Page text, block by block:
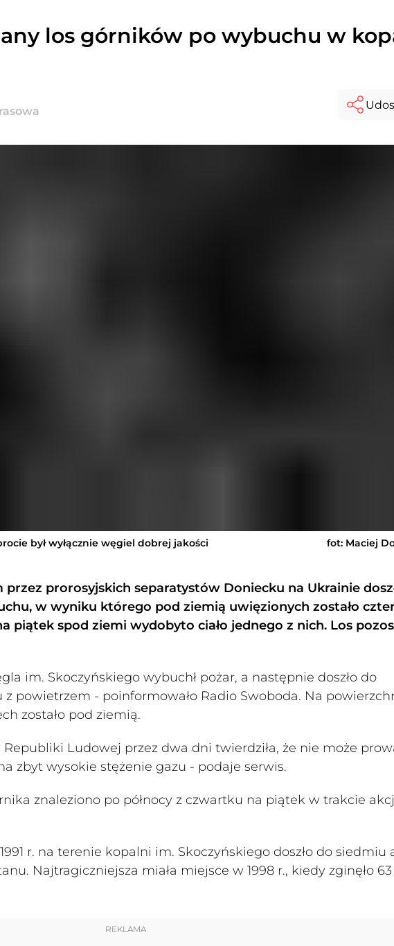
los górników po wybuchu w
był wyłącznie węgiel dobrej jakości fot: Maciej
prorosyjskich separatystów Doniecku na Ukrainie
w wyniku którego pod ziemią uwięzionych zostało
piątek spod ziemi wydobyto ciało jednego z nich. Los
im. Skoczyńskiego wybuchł pożar, a następnie doszło do
powietrzem - poinformowało Radio Swoboda. Na
zostało pod ziemią.
Ludowej przez dwa dni twierdziła, że nie może
zbyt wysokie stężenie gazu - podaje serwis.
znaleziono po północy z czwartku na piątek w trakcie
r. na terenie kopalni im. Skoczyńskiego doszło do siedmiu
Najtragiczniejsza miała miejsce w 1998 r., kiedy zginęło 63
REKLAMA